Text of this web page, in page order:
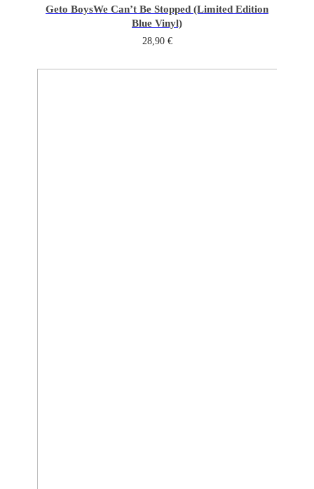
Geto BoysWe Can’t Be Stopped (Limited Edition
Blue Vinyl)
28,90 €